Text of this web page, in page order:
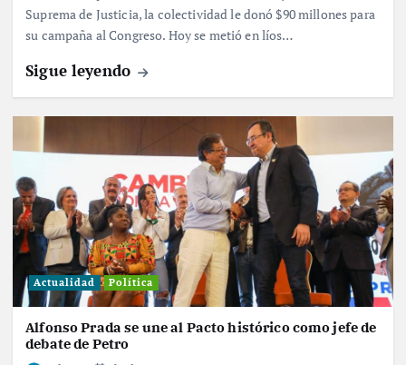
Suprema de Justicia, la colectividad le donó $90 millones para
su campaña al Congreso. Hoy se metió en líos…
Sigue leyendo
Actualidad Política
Alfonso Prada se une al Pacto histórico como jefe de
debate de Petro